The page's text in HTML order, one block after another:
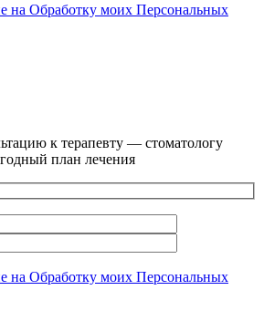
на Обработку моих Персональных
к терапевту — стоматологу
план лечения
на Обработку моих Персональных